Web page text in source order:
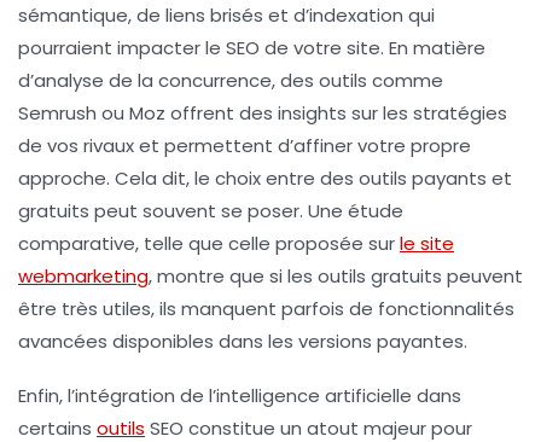
sémantique, de liens brisés et d’indexation qui
pourraient impacter le SEO de votre site. En matière
d’analyse de la concurrence, des outils comme
Semrush ou Moz offrent des insights sur les stratégies
de vos rivaux et permettent d’affiner votre propre
approche. Cela dit, le choix entre des outils payants et
gratuits peut souvent se poser. Une étude
comparative, telle que celle proposée surle site
webmarketing, montre que si les outils gratuits peuvent
être très utiles, ils manquent parfois de fonctionnalités
avancées disponibles dans les versions payantes.
Enfin, l’intégration de l’intelligence artificielle dans
certains outils SEO constitue un atout majeur pour